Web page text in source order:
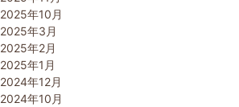
2025年10月
2025年3月
2025年2月
2025年1月
2024年12月
2024年10月